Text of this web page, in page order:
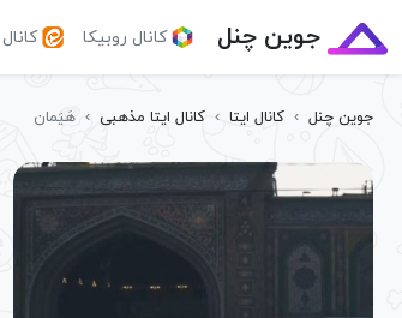
جوین چنل کانال روبیکا
جوین چنل › کانال ایتا › کانال ایتا مذهبی › هَیَمان